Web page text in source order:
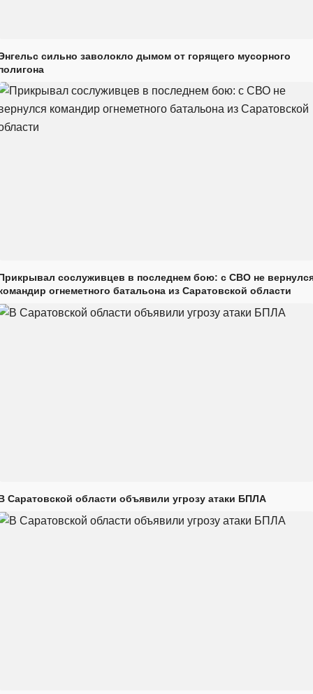
сильно заволокло дымом от горящего мусорного
сослуживцев в последнем бою: с СВО не
огнеметного батальона из Саратовской области
Саратовской области объявили угрозу атаки БПЛА